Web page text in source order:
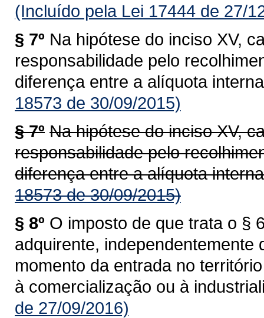
(Incluído pela Lei 17444 de 27/
§ 7º Na hipótese do inciso XV,
responsabilidade pelo
diferença entre a alíquota
18573 de 30/09/2015)
§ 7º Na hipótese do inciso XV,
responsabilidade pelo
diferença entre a alíquota
18573 de 30/09/2015)
§ 8º O imposto de que trata o §
adquirente, independentemente
momento da entrada no
à comercialização ou à
de 27/09/2016)